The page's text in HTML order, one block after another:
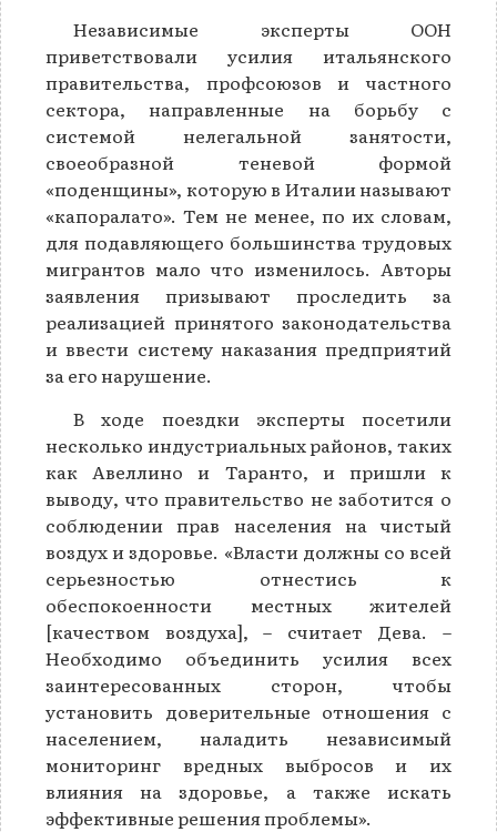
Независимые эксперты ООН
приветствовали усилия итальянского
правительства, профсоюзов и частного
сектора, направленные на борьбу с
системой нелегальной занятости,
своеобразной теневой формой
«поденщины», которую в Италии называют
«капоралато». Тем не менее, по их словам,
для подавляющего большинства трудовых
мигрантов мало что изменилось. Авторы
заявления призывают проследить за
реализацией принятого законодательства
и ввести систему наказания предприятий
за его нарушение.
В ходе поездки эксперты посетили
несколько индустриальных районов, таких
как Авеллино и Таранто, и пришли к
выводу, что правительство не заботится о
соблюдении прав населения на чистый
воздух и здоровье. «Власти должны со всей
серьезностью отнестись к
обеспокоенности местных жителей
[качеством воздуха], – считает Дева. –
Необходимо объединить усилия всех
заинтересованных сторон, чтобы
установить доверительные отношения с
населением, наладить независимый
мониторинг вредных выбросов и их
влияния на здоровье, а также искать
эффективные решения проблемы».